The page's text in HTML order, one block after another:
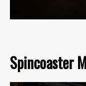
Spincoaster